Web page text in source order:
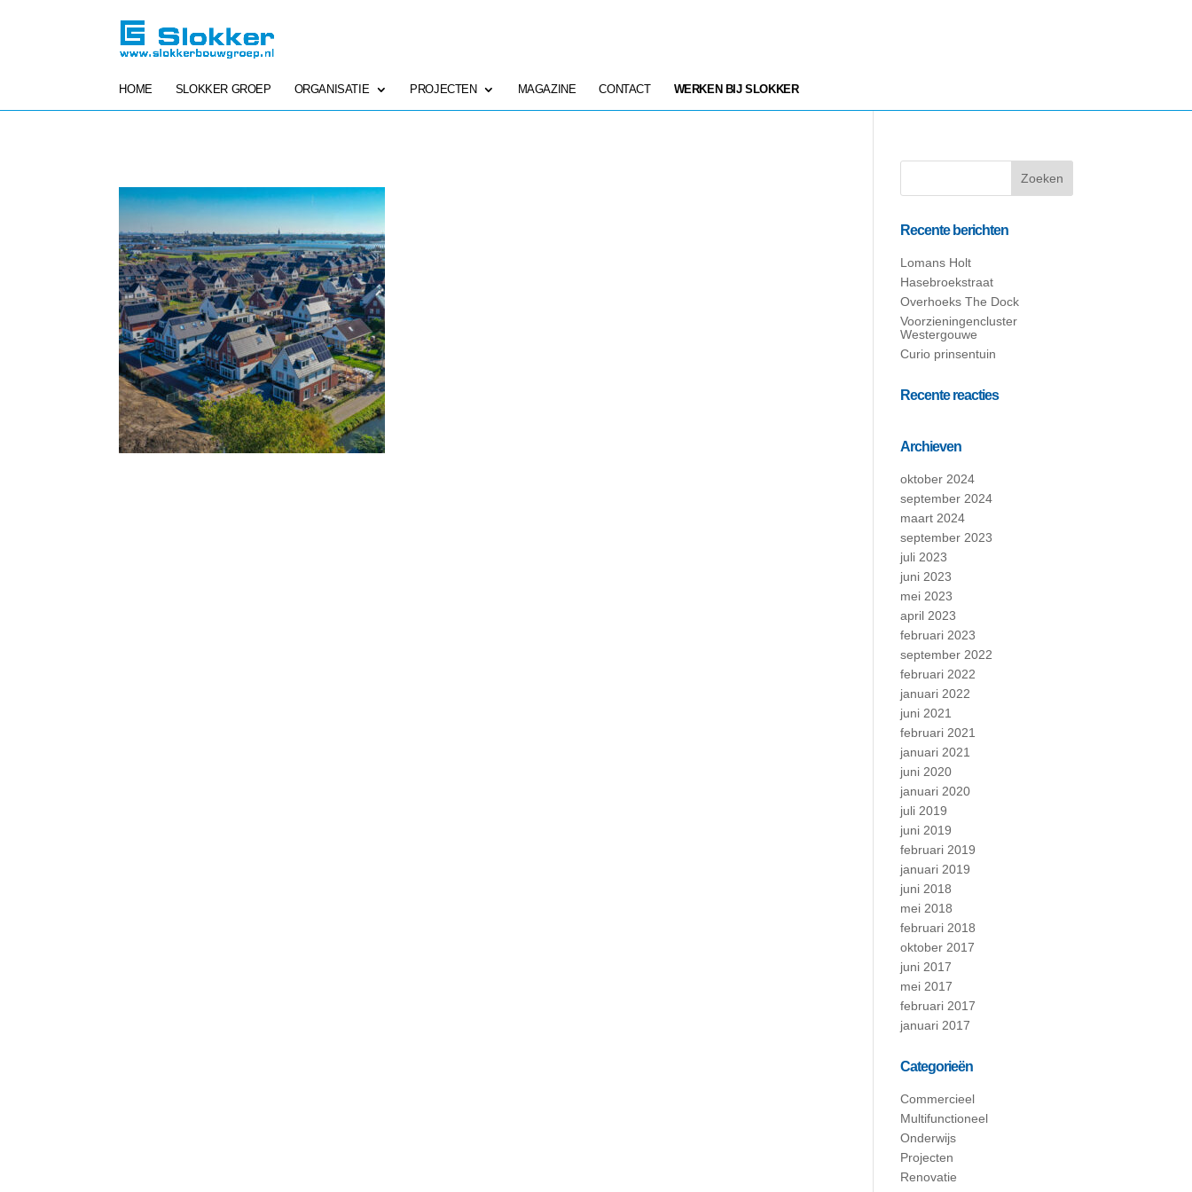
HOME SLOKKER GROEP ORGANISATIE PROJECTEN MAGAZINE CONTACT WERKEN BIJ SLOKKER
Recente berichten
Lomans Holt
Hasebroekstraat
Overhoeks The Dock
Voorzieningencluster
Westergouwe
Curio prinsentuin
Recente reacties
Archieven
oktober 2024
september 2024
maart 2024
september 2023
juli 2023
juni 2023
mei 2023
april 2023
februari 2023
september 2022
februari 2022
januari 2022
juni 2021
februari 2021
januari 2021
juni 2020
januari 2020
juli 2019
juni 2019
februari 2019
januari 2019
juni 2018
mei 2018
februari 2018
oktober 2017
juni 2017
mei 2017
februari 2017
januari 2017
Categorieën
Commercieel
Multifunctioneel
Onderwijs
Projecten
Renovatie